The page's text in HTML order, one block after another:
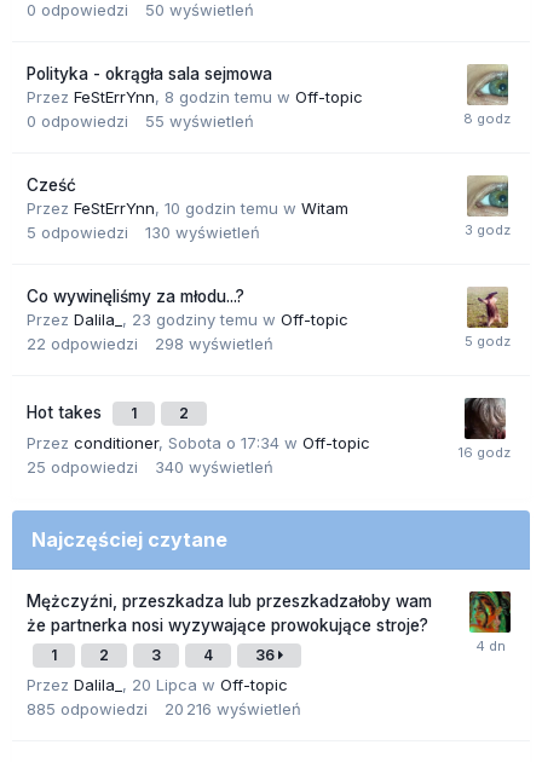
0 odpowiedzi 50 wyświetleń
Polityka - okrągła sala sejmowa
Przez FeStErrYnn, 8 godzin temu w Off-topic
0 odpowiedzi 55 wyświetleń
Cześć
Przez FeStErrYnn, 10 godzin temu w Witam
5 odpowiedzi 130 wyświetleń
Co wywinęliśmy za młodu...?
Przez Dalila_ , 23 godziny temu w Off-topic
22 odpowiedzi 298 wyświetleń
Hot takes 1 2
Przez conditioner, Sobota o 17:34 w Off-topic
25 odpowiedzi 340 wyświetleń
Najczęściej czytane
Mężczyźni, przeszkadza lub przeszkadzałoby wam
że partnerka nosi wyzywające prowokujące stroje?
1 2 3 4 36
Przez Dalila_ , 20 Lipca w Off-topic
885 odpowiedzi 20 216 wyświetleń